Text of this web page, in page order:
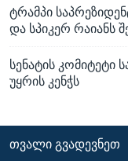
ტრამპი
და სპიკერ რაიანს
სენატის კომიტეტი
უყრის კენჭს
ᲗᲕᲐᲚᲘ ᲒᲕᲐᲓᲔᲕᲜᲔᲗ